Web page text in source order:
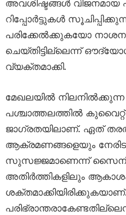
അവശിഷ്ടങ്ങൾ വിജനമായ
റിപ്പോർട്ടുകൾ
പരിക്കേൽക്കുകയോ
ചെയ്തിട്ടില്ലെന്ന്
വ്യക്തമാക്കി.
മേഖലയിൽ
പശ്ചാത്തലത്തിൽ
ജാഗ്രതയിലാണ്. ഏത്
ആക്രമണങ്ങളെയും
സുസജ്ജമാണെന്ന്
അതിർത്തികളിലും